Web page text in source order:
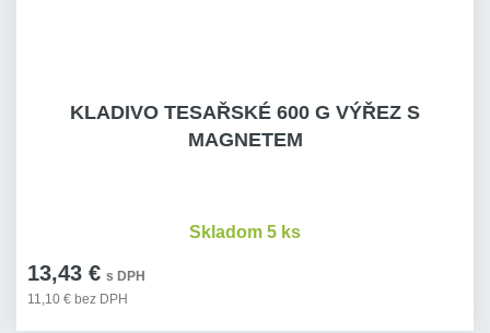
KLADIVO TESAŘSKÉ 600 G VÝŘEZ S
MAGNETEM
13,43 € s DPH
11,10 € bez DPH
Skladom 5 ks